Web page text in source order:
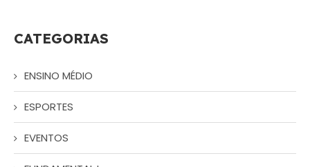
CATEGORIAS
ENSINO MÉDIO
ESPORTES
EVENTOS